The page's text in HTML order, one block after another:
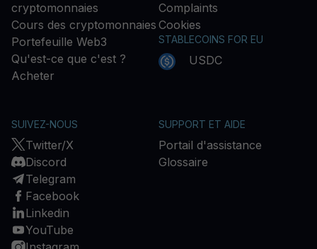
cryptomonnaies
Cours des cryptomonnaies
Portefeuille Web3
Qu'est-ce que c'est ?
Acheter
Complaints
Cookies
STABLECOINS FOR EU
USDC
SUIVEZ-NOUS
Twitter/X
Discord
Telegram
Facebook
Linkedin
YouTube
SUPPORT ET AIDE
Portail d'assistance
Glossaire